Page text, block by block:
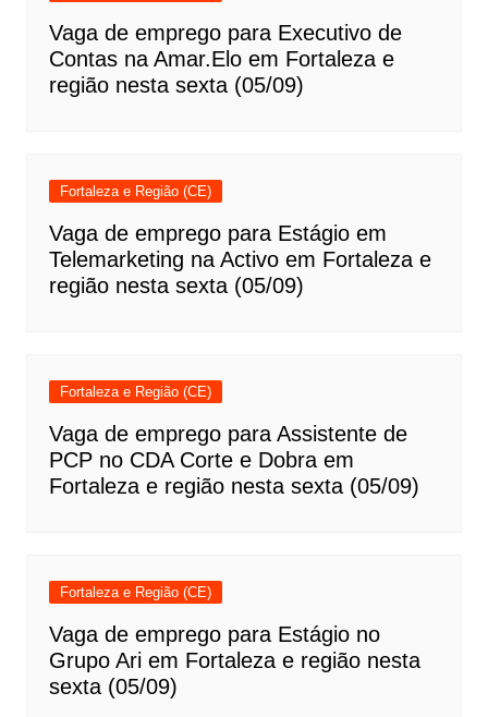
Vaga de emprego para Executivo de
Contas na Amar.Elo em Fortaleza e
região nesta sexta (05/09)
Fortaleza e Região (CE)
Vaga de emprego para Estágio em
Telemarketing na Activo em Fortaleza e
região nesta sexta (05/09)
Fortaleza e Região (CE)
Vaga de emprego para Assistente de
PCP no CDA Corte e Dobra em
Fortaleza e região nesta sexta (05/09)
Fortaleza e Região (CE)
Vaga de emprego para Estágio no
Grupo Ari em Fortaleza e região nesta
sexta (05/09)